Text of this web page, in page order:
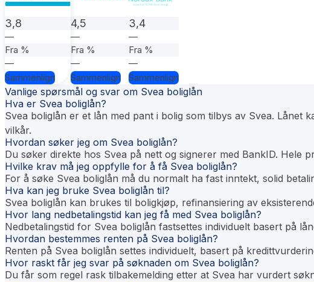
3,8
—
Fra %
—
Sammenlign
4,5
—
Fra %
—
Sammenlign
3,4
—
Fra %
—
Sammenlign
Vanlige spørsmål og svar om Svea boliglån
Hva er Svea boliglån?
Svea boliglån er et lån med pant i bolig som tilbys av Svea. Lånet
vilkår.
Hvordan søker jeg om Svea boliglån?
Du søker direkte hos Svea på nett og signerer med BankID. Hele
Hvilke krav må jeg oppfylle for å få Svea boliglån?
For å søke Svea boliglån må du normalt ha fast inntekt, solid
Hva kan jeg bruke Svea boliglån til?
Svea boliglån kan brukes til boligkjøp, refinansiering av
Hvor lang nedbetalingstid kan jeg få med Svea boliglån?
Nedbetalingstid for Svea boliglån fastsettes individuelt basert på
Hvordan bestemmes renten på Svea boliglån?
Renten på Svea boliglån settes individuelt, basert på
Hvor raskt får jeg svar på søknaden om Svea boliglån?
Du får som regel rask tilbakemelding etter at Svea har vurdert